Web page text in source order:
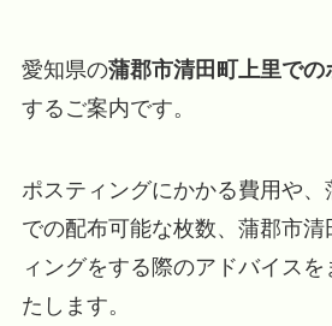
愛知県の蒲郡市清田町上里での
するご案内です。
ポスティングにかかる費用や、
での配布可能な枚数、蒲郡市
ィングをする際のアドバイス
たします。